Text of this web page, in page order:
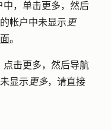
中，单击更多，然后
帐户中未显示 更
。
点击更多，然后导航
显示 更多，请直接